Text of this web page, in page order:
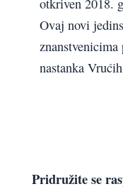
Ovaj novi
znanstvenicima
nastanka
Pridružite se